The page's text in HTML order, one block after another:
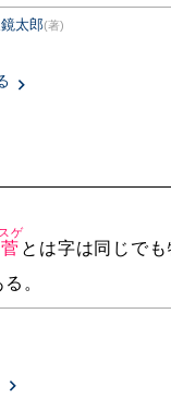
太郎(著)
菅
スゲ
とは字は同じで
。